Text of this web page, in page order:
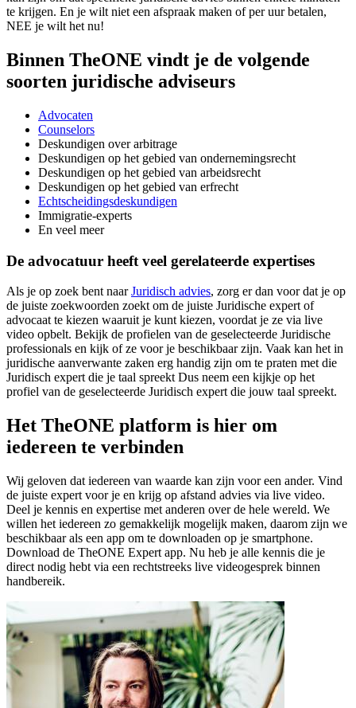
te krijgen. En je wilt niet een afspraak maken of per uur betalen,
NEE je wilt het nu!
Binnen TheONE vindt je de volgende
soorten juridische adviseurs
Advocaten
Counselors
Deskundigen over arbitrage
Deskundigen op het gebied van ondernemingsrecht
Deskundigen op het gebied van arbeidsrecht
Deskundigen op het gebied van erfrecht
Echtscheidingsdeskundigen
Immigratie-experts
En veel meer
De advocatuur heeft veel gerelateerde expertises
Als je op zoek bent naarJuridisch advies, zorg er dan voor dat je op
de juiste zoekwoorden zoekt om de juiste Juridische expert of
advocaat te kiezen waaruit je kunt kiezen, voordat je ze via live
video opbelt. Bekijk de profielen van de geselecteerde Juridische
professionals en kijk of ze voor je beschikbaar zijn. Vaak kan het in
juridische aanverwante zaken erg handig zijn om te praten met die
Juridisch expert die je taal spreekt Dus neem een ​​kijkje op het
profiel van de geselecteerde Juridisch expert die jouw taal spreekt.
Het TheONE platform is hier om
iedereen te verbinden
Wij geloven dat iedereen van waarde kan zijn voor een ander. Vind
de juiste expert voor je en krijg op afstand advies via live video.
Deel je kennis en expertise met anderen over de hele wereld. We
willen het iedereen zo gemakkelijk mogelijk maken, daarom zijn we
beschikbaar als een app om te downloaden op je smartphone.
Download de TheONE Expert app. Nu heb je alle kennis die je
direct nodig hebt via een rechtstreeks live videogesprek binnen
handbereik.